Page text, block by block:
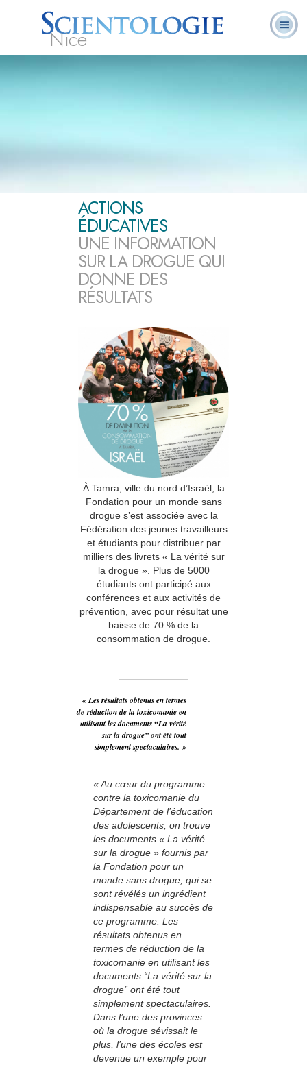
Nice
ACTIONS
ÉDUCATIVES
UNE INFORMATION
SUR LA DROGUE QUI
DONNE DES
RÉSULTATS
À Tamra, ville du nord d’Israël, la
Fondation pour un monde sans
drogue s’est associée avec la
Fédération des jeunes travailleurs
et étudiants pour distribuer par
milliers des livrets « La vérité sur
la drogue ». Plus de 5000
étudiants ont participé aux
conférences et aux activités de
prévention, avec pour résultat une
baisse de 70 % de la
consommation de drogue.
« Les résultats obtenus en termes
de réduction de la toxicomanie en
utilisant les documents “La vérité
sur la drogue” ont été tout
simplement spectaculaires. »
« Au cœur du programme
contre la toxicomanie du
Département de l’éducation
des adolescents, on trouve
les documents « La vérité
sur la drogue » fournis par
la Fondation pour un
monde sans drogue, qui se
sont révélés un ingrédient
indispensable au succès de
ce programme. Les
résultats obtenus en
termes de réduction de la
toxicomanie en utilisant les
documents “La vérité sur la
drogue” ont été tout
simplement spectaculaires.
Dans l’une des provinces
où la drogue sévissait le
plus, l’une des écoles est
devenue un exemple pour